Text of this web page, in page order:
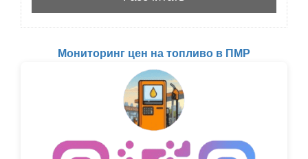
Мониторинг цен на топливо в ПМР